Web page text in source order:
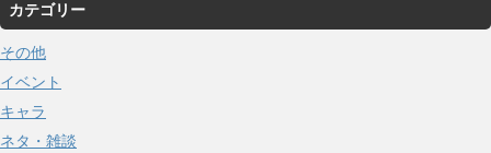
カテゴリー
その他
イベント
キャラ
ネタ・雑談